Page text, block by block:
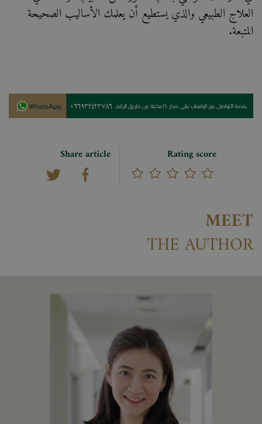
العلاج الطبيعي والذي يستطيع أن يعلمك الأساليب الصحيحة
المتبعة.
Rating score
Share article
MEET
THE AUTHOR